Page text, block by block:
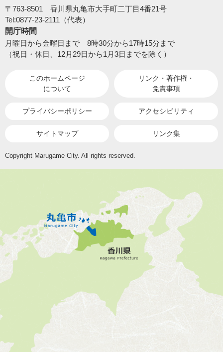
〒763-8501 香川県丸亀市大手町二丁目4番21号
Tel:0877-23-2111（代表）
開庁時間
月曜日から金曜日まで 8時30分から17時15分まで
（祝日・休日、12月29日から1月3日までを除く）
このホームページ
について
リンク・著作権・
免責事項
プライバシーポリシー アクセシビリティ
サイトマップ リンク集
Copyright Marugame City. All rights reserved.